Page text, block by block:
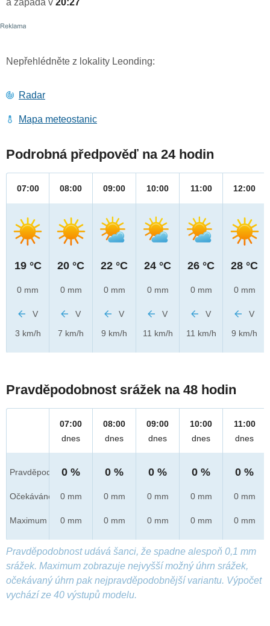
a zapadá v 20:27
Nepřehlédněte z lokality Leonding:
Radar
Mapa meteostanic
Podrobná předpověď na 24 hodin
07:00
19 °C
0 mm
V
3 km/h
08:00
20 °C
0 mm
V
7 km/h
09:00
22 °C
0 mm
V
9 km/h
10:00
24 °C
0 mm
V
11 km/h
11:00
26 °C
0 mm
V
11 km/h
12:00
28 °C
0 mm
V
9 km/h
Pravděpodobnost srážek na 48 hodin
Pravděpod.
Očekáváno
Maximum
07:00
dnes
0 %
0 mm
0 mm
08:00
dnes
0 %
0 mm
0 mm
09:00
dnes
0 %
0 mm
0 mm
10:00
dnes
0 %
0 mm
0 mm
11:00
dnes
0 %
0 mm
0 mm
Pravděpodobnost udává šanci, že spadne alespoň 0,1 mm
srážek. Maximum zobrazuje nejvyšší možný úhrn srážek,
očekávaný úhrn pak nejpravděpodobnější variantu. Výpočet
vychází ze 40 výstupů modelu.